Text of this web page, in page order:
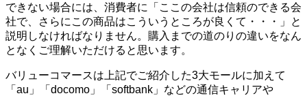
できない場合には、消費者に「ここの会社は信頼のできる会
社で、さらにこの商品はこういうところが良くて・・・」と
説明しなければなりません。購入までの道のりの違いをなん
となくご理解いただけると思います。
バリューコマースは上記でご紹介した3大モールに加えて
「au」「docomo」「softbank」などの通信キャリアや